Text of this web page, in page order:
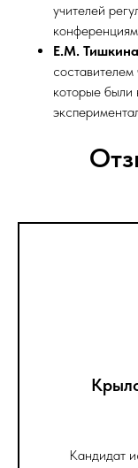
учителей
Е.М. Тишкина
которые
Кандидат